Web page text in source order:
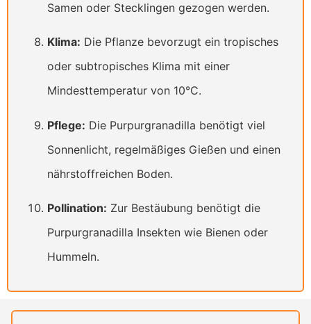
Samen oder Stecklingen gezogen werden.
Klima: Die Pflanze bevorzugt ein tropisches
oder subtropisches Klima mit einer
Mindesttemperatur von 10°C.
Pflege: Die Purpurgranadilla benötigt viel
Sonnenlicht, regelmäßiges Gießen und einen
nährstoffreichen Boden.
Pollination: Zur Bestäubung benötigt die
Purpurgranadilla Insekten wie Bienen oder
Hummeln.